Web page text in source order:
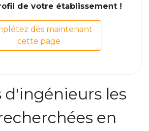
de votre établissement !
dès maintenant
cette page
d'ingénieurs les
en